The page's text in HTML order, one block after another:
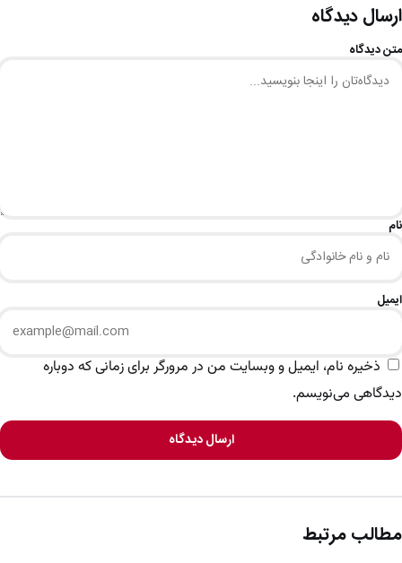
ارسال دیدگاه
متن دیدگاه
نام
ایمیل
ذخیره نام، ایمیل و وبسایت من در مرورگر برای زمانی که دوباره
دیدگاهی می‌نویسم.
ارسال دیدگاه
مطالب مرتبط